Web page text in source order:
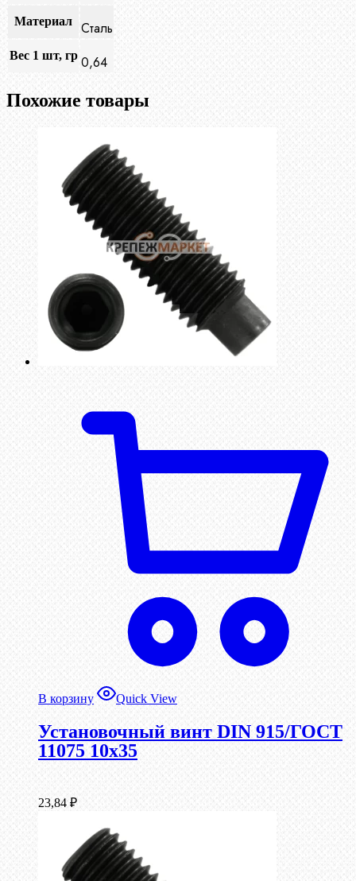
Материал Сталь
Вес 1 шт, гр 0,64
Похожие товары
В корзину Quick View
Установочный винт DIN 915/ГОСТ
11075 10х35
23,84 ₽